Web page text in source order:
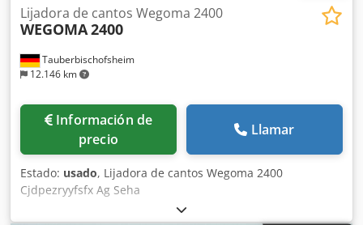
Tauberbischofsheim
12.146 km
Lijadora de cantos Wegoma 2400
WEGOMA2400
Información de
precio
Llamar
Estado: usado, Lijadora de cantos Wegoma 2400
Cjdpezryyfsfx Ag Seha